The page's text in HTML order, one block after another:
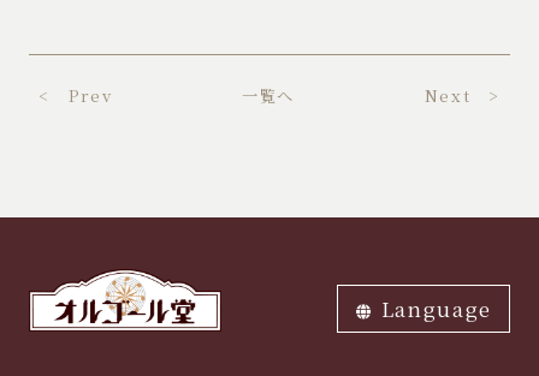
< Prev 一覧へ Next >
Language